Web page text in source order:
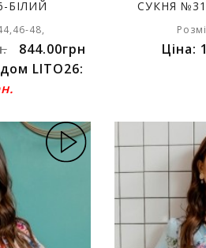
БІЛИЙ
48,
844.00грн
LITO26:
СУКНЯ
Ціна: